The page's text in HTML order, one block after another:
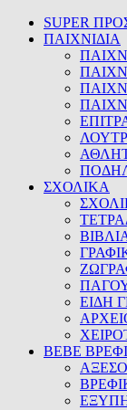
SUPER
ΠΑΙΧΝΙΔΙΑ
ΣΧΟΛΙΚΑ
ΕΙΔΗ
BEBE